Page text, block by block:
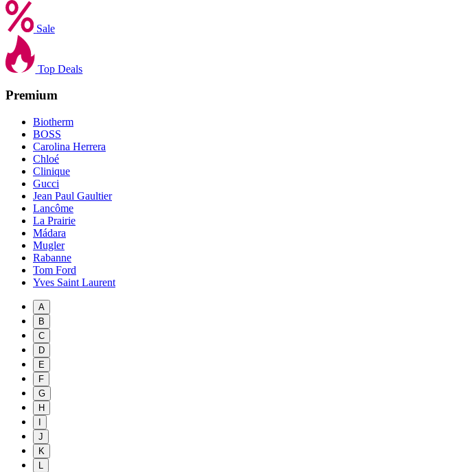
Sale
Top Deals
Premium
Biotherm
BOSS
Carolina Herrera
Chloé
Clinique
Gucci
Jean Paul Gaultier
Lancôme
La Prairie
Mádara
Mugler
Rabanne
Tom Ford
Yves Saint Laurent
A
B
C
D
E
F
G
H
J
K
L